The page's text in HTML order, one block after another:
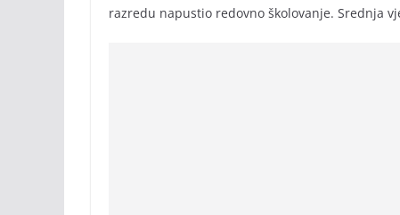
razredu napustio redovno školovanje. Srednja